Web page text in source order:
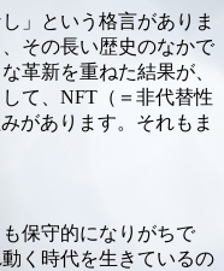
」という格言がありま
その長い歴史のなかで
革新を重ねた結果が、
て、NFT（＝非代替性
があります。それもま
保守的になりがちで
く時代を生きているの